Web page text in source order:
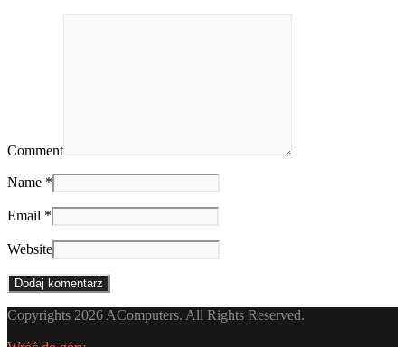
Comment
Name *
Email *
Website
Copyrights 2026 AComputers. All Rights Reserved.